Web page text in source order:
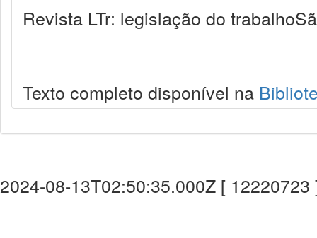
Revista LTr: legislação do
Texto completo disponível na
2024-08-13T02:50:35.000Z [ 12220723